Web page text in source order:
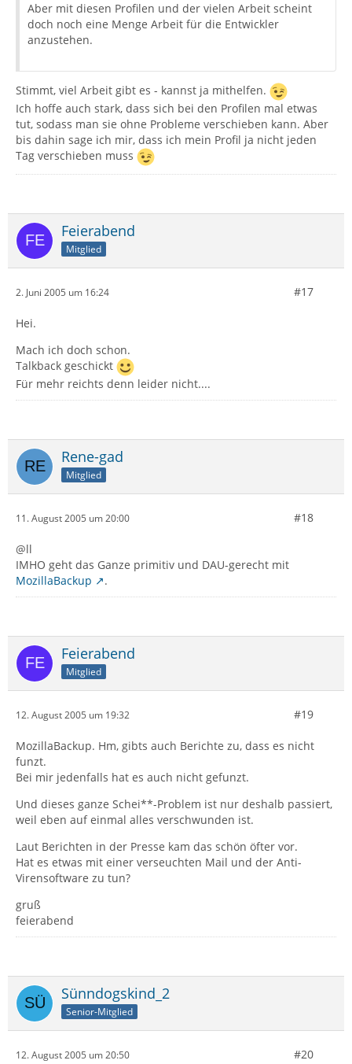
Aber mit diesen Profilen und der vielen Arbeit scheint
doch noch eine Menge Arbeit für die Entwickler
anzustehen.
Stimmt, viel Arbeit gibt es - kannst ja mithelfen.
Ich hoffe auch stark, dass sich bei den Profilen mal etwas
tut, sodass man sie ohne Probleme verschieben kann. Aber
bis dahin sage ich mir, dass ich mein Profil ja nicht jeden
Tag verschieben muss
Feierabend
Mitglied
2. Juni 2005 um 16:24 #17
Hei.
Mach ich doch schon.
Talkback geschickt
Für mehr reichts denn leider nicht....
Rene-gad
Mitglied
11. August 2005 um 20:00 #18
@ll
IMHO geht das Ganze primitiv und DAU-gerecht mit
MozillaBackup
.
Feierabend
Mitglied
12. August 2005 um 19:32 #19
MozillaBackup. Hm, gibts auch Berichte zu, dass es nicht
funzt.
Bei mir jedenfalls hat es auch nicht gefunzt.
Und dieses ganze Schei**-Problem ist nur deshalb passiert,
weil eben auf einmal alles verschwunden ist.
Laut Berichten in der Presse kam das schön öfter vor.
Hat es etwas mit einer verseuchten Mail und der Anti-
Virensoftware zu tun?
gruß
feierabend
Sünndogskind_2
Senior-Mitglied
12. August 2005 um 20:50 #20